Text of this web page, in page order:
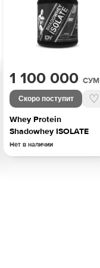
1 100 000 СУМ
Скоро поступит ♡
Whey Protein
Shadowhey ISOLATE
2Kg, 66
Нет в наличии